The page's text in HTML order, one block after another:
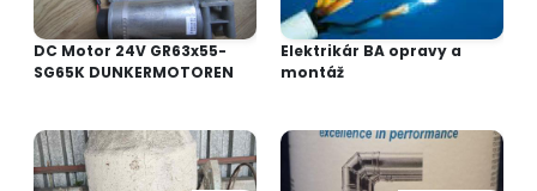
DC Motor 24V GR63x55-
SG65K DUNKERMOTOREN
Elektrikár BA opravy a
montáž